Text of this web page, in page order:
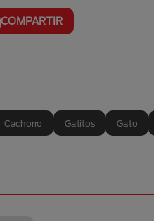
COMPARTIR
Cachorro Gatitos Gato